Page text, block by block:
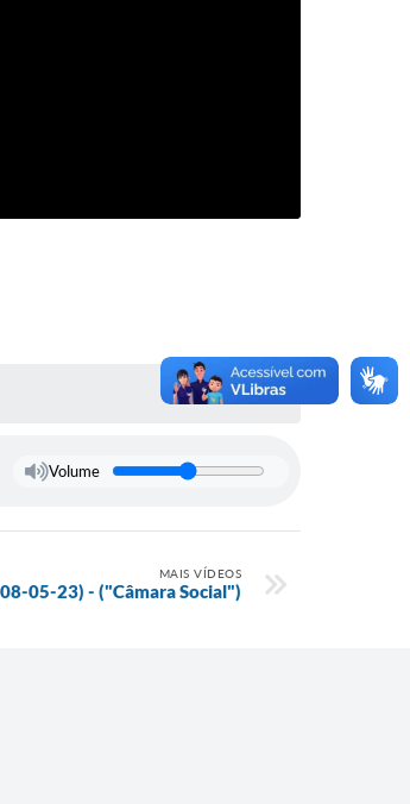
Volume
MAIS VÍDEOS
05-23) - ("Câmara Social")